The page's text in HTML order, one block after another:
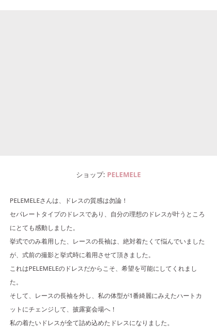
ショップ PELEMELE
PELEMELEさんは、ドレスの質感は勿論！
セパレートタイプのドレスであり、自分の理想のドレスが叶うところ
にとても感動しました。
挙式でのみ着用した、レースの長袖は、絶対着たくて悩んでいました
が、式前の撮影と挙式時に着用させて頂きました。
これはPELEMELEのドレスだからこそ、希望を可能にしてくれまし
た。
そして、レースの長袖を外し、私の体型が1番綺麗にみえたハートカ
ットにチェンジして、披露宴会場へ！
私の着たいドレスが全て詰め込めたドレスになりました。